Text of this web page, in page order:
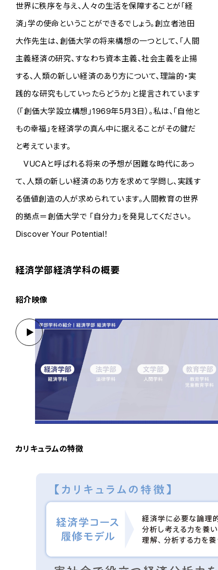
世界に秩序を与え、人々の生活を保障することが「経
済」学の使命ということができるでしょう。創立者池田
大作先生は、創価大学の将来構想の一つとして、「人間
主義経済の研究、すなわち資本主義、社会主義を止揚
する、人類の新しい経済のあり方について、理論的・実
践的な研究もしていったらどうか」と提言されています
（「創価大学設立構想」1969年5月3日）。私は、「自他と
もの幸福」を経済学の真ん中に据えることがその鍵だ
と考えています。
VUCAと呼ばれる将来の予想が困難な時代にあっ
て、人類の新しい経済のあり方を求めて学問し、実践す
る価値創造の人が求められています。人間教育の世界
的拠点＝創価大学で 「自分力」を発見してください。
Discover Your Potential！
経済学部経済学科の概要
紹介映像
カリキュラムの特徴